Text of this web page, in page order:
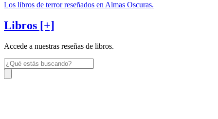
Los libros de terror reseñados en Almas Oscuras.
Libros [+]
Accede a nuestras reseñas de libros.